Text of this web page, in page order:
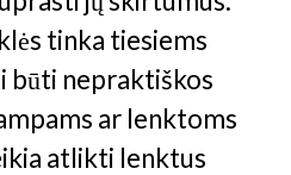
tinka tiesiems
būti nepraktiškos
ar lenktoms
atlikti lenktus